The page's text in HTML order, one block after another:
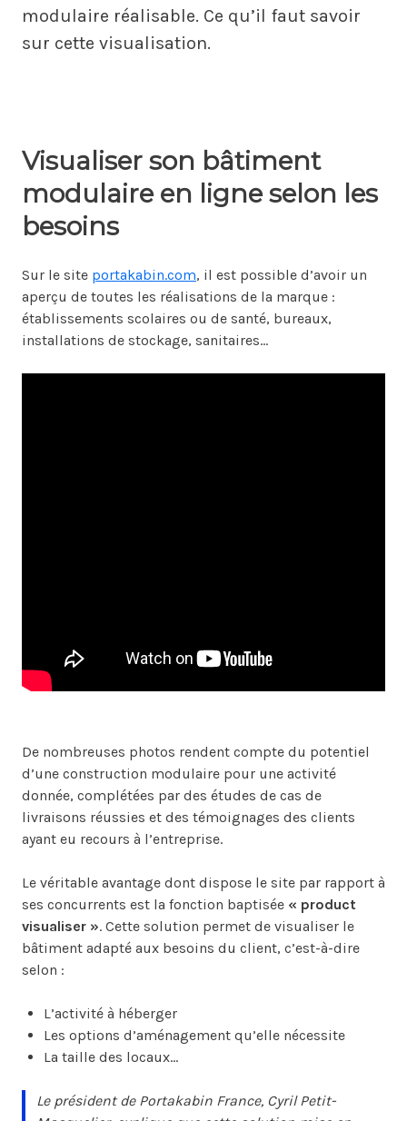
modulaire réalisable. Ce qu’il faut savoir
sur cette visualisation.
Visualiser son bâtiment
modulaire en ligne selon les
besoins
Sur le site portakabin.com, il est possible d’avoir un
aperçu de toutes les réalisations de la marque :
établissements scolaires ou de santé, bureaux,
installations de stockage, sanitaires...
De nombreuses photos rendent compte du potentiel
d’une construction modulaire pour une activité
donnée, complétées par des études de cas de
livraisons réussies et des témoignages des clients
ayant eu recours à l’entreprise.
Le véritable avantage dont dispose le site par rapport à
ses concurrents est la fonction baptisée « product
visualiser ». Cette solution permet de visualiser le
bâtiment adapté aux besoins du client, c’est-à-dire
selon :
L’activité à héberger
Les options d’aménagement qu’elle nécessite
La taille des locaux...
Le président de Portakabin France, Cyril Petit-